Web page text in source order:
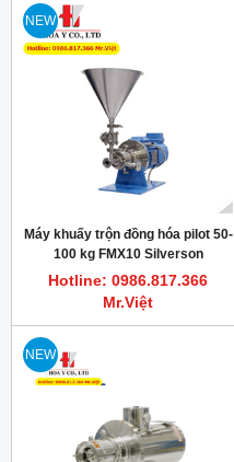
NEW
Máy khuấy trộn đồng hóa pilot 50-
100 kg FMX10 Silverson
Hotline: 0986.817.366
Mr.Việt
NEW